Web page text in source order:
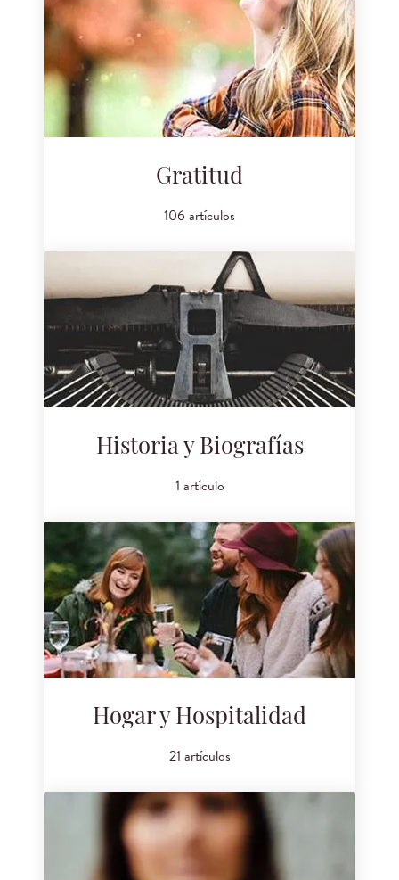
Gratitud
106 artículos
Historia y Biografías
1 artículo
Hogar y Hospitalidad
21 artículos